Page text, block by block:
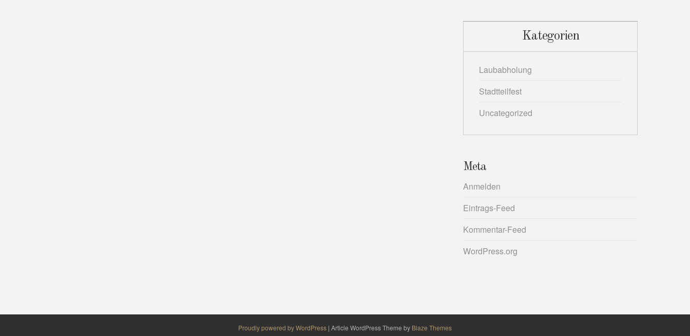
Kategorien
Laubabholung
Stadtteilfest
Uncategorized
Meta
Anmelden
Eintrags-Feed
Kommentar-Feed
WordPress.org
Proudly powered by WordPress | Article WordPress Theme by Blaze Themes